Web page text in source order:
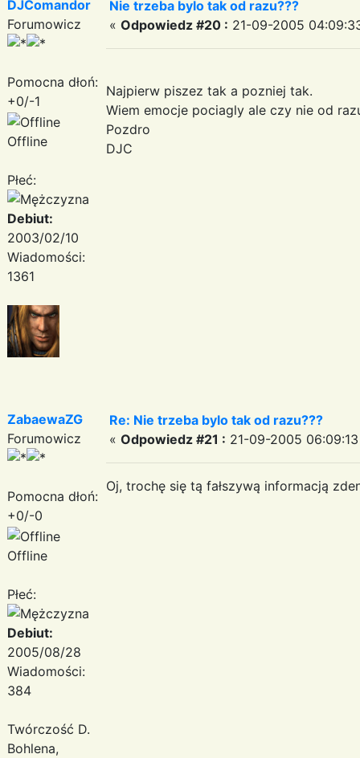
DJComandor
Forumowicz
Pomocna dłoń:
+0/-1
Offline
Płeć:
Debiut:
2003/02/10
Wiadomości:
1361
Nie trzeba bylo tak od razu???
« Odpowiedz #20 : 21-09-2005
Najpierw piszez tak a pozniej tak.
Wiem emocje pociagly ale czy nie od
Pozdro
DJC
ZabaewaZG
Forumowicz
Pomocna dłoń:
+0/-0
Offline
Płeć:
Debiut:
2005/08/28
Wiadomości:
384
Twórczość D.
Bohlena,
Re: Nie trzeba bylo tak od razu???
« Odpowiedz #21 : 21-09-2005
Oj, trochę się tą fałszywą informacją